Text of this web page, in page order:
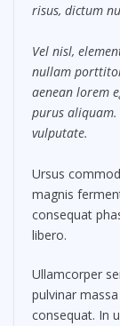
risus, dictum
Vel nisl,
nullam
aenean lorem
purus
vulputate.
Ursus
magnis
consequat
libero.
Ullamcorper
pulvinar
consequat. In